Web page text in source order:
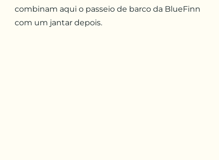
combinam aqui o passeio de barco da BlueFinn
com um jantar depois.